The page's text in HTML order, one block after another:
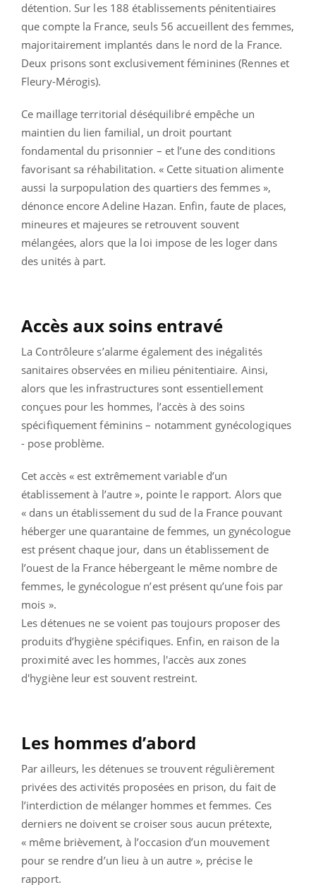
détention. Sur les 188 établissements pénitentiaires
que compte la France, seuls 56 accueillent des femmes,
majoritairement implantés dans le nord de la France.
Deux prisons sont exclusivement féminines (Rennes et
Fleury-Mérogis).
Ce maillage territorial déséquilibré empêche un
maintien du lien familial, un droit pourtant
fondamental du prisonnier – et l’une des conditions
favorisant sa réhabilitation. « Cette situation alimente
aussi la surpopulation des quartiers des femmes »,
dénonce encore Adeline Hazan. Enfin, faute de places,
mineures et majeures se retrouvent souvent
mélangées, alors que la loi impose de les loger dans
des unités à part.
Accès aux soins entravé
La Contrôleure s’alarme également des inégalités
sanitaires observées en milieu pénitentiaire. Ainsi,
alors que les infrastructures sont essentiellement
conçues pour les hommes, l’accès à des soins
spécifiquement féminins – notamment gynécologiques
- pose problème.
Cet accès « est extrêmement variable d’un
établissement à l’autre », pointe le rapport. Alors que
« dans un établissement du sud de la France pouvant
héberger une quarantaine de femmes, un gynécologue
est présent chaque jour, dans un établissement de
l’ouest de la France hébergeant le même nombre de
femmes, le gynécologue n’est présent qu’une fois par
mois ».
Les détenues ne se voient pas toujours proposer des
produits d’hygiène spécifiques. Enfin, en raison de la
proximité avec les hommes, l'accès aux zones
d'hygiène leur est souvent restreint.
Les hommes d’abord
Par ailleurs, les détenues se trouvent régulièrement
privées des activités proposées en prison, du fait de
l’interdiction de mélanger hommes et femmes. Ces
derniers ne doivent se croiser sous aucun prétexte,
« même brièvement, à l’occasion d’un mouvement
pour se rendre d’un lieu à un autre », précise le
rapport.